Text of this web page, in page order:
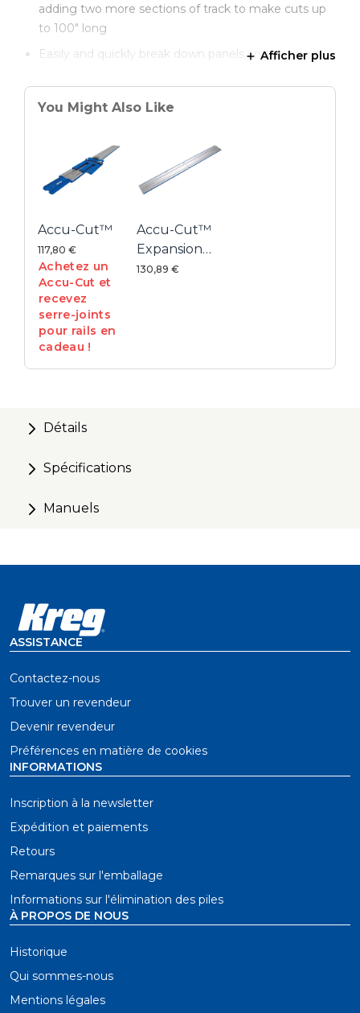
adding two more sections of track to make cuts up
to 100" long
Easily and quickly break down panels and plywood
Same straight, accurate, splinter-free performance as
the Accu-Cut
Make the cuts you need – anywhere – by taking your
saw to the workpiece instead of bringing the
workpiece to a fixed saw location
that keep the track in place through the entire cut
Afficher plus
You Might Also Like
Accu-Cut™
117,80 €
Achetez un
Accu-Cut et
recevez
serre-joints
pour rails en
cadeau !
Accu-Cut™
Expansion
Pack
130,89 €
Détails
Spécifications
Manuels
ASSISTANCE
Contactez-nous
Trouver un revendeur
Devenir revendeur
Préférences en matière de cookies
INFORMATIONS
Inscription à la newsletter
Expédition et paiements
Retours
Remarques sur l'emballage
Informations sur l'élimination des piles
À PROPOS DE NOUS
Historique
Qui sommes-nous
Mentions légales